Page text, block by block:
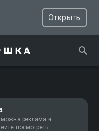
Открыть
реклама и
посмотреть!